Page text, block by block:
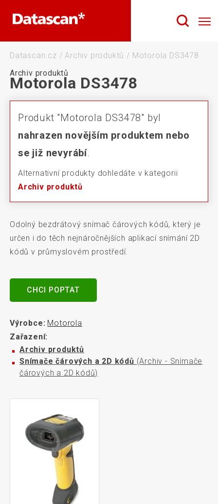
Datascan.cz / Archiv produktů / Motorola DS3478
Archiv produktů
Motorola DS3478
Produkt "Motorola DS3478" byl
nahrazen novějším produktem nebo
se již nevyrábí.
Alternativní produkty dohledáte v kategorii
Archiv produktů
Odolný bezdrátový snímač čárových kódů, který je
určen i do těch nejnáročnějších aplikací snímání 2D
kódů v průmyslovém prostředí.
CHCI POPTAT
Výrobce: Motorola
Zařazení:
Archiv produktů
Snímače čárových a 2D kódů (Archiv - Snímače
čárových a 2D kódů)